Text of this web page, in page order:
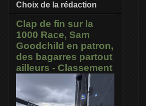
Choix de la rédaction
Clap de fin sur la
1000 Race, Sam
Goodchild en patron,
des bagarres partout
ailleurs - Classement